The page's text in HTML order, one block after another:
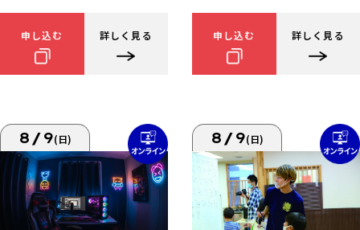
申し込む 詳しく見る 申し込む 詳しく見る
8/9(日) 8/9(日)